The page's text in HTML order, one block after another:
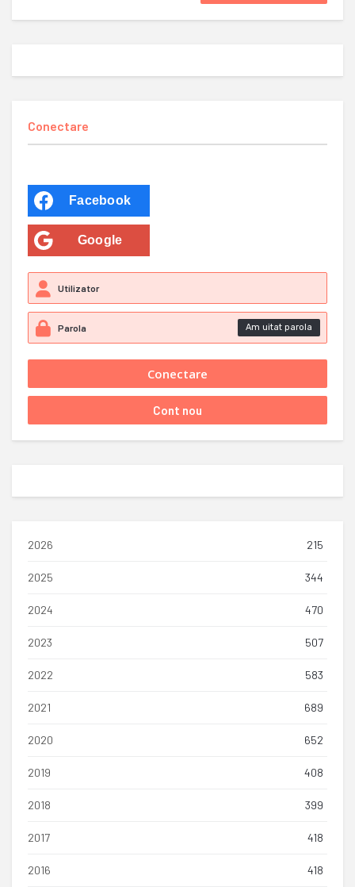
Conectare
Facebook
Google
Am uitat parola
2026 215
2025 344
2024 470
2023 507
2022 583
2021 689
2020 652
2019 408
2018 399
2017 418
2016 418